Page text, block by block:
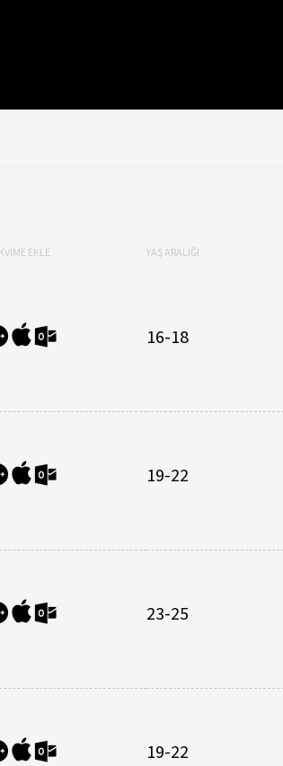
EKLE YAŞ ARALIĞI
16-18
19-22
23-25
19-22